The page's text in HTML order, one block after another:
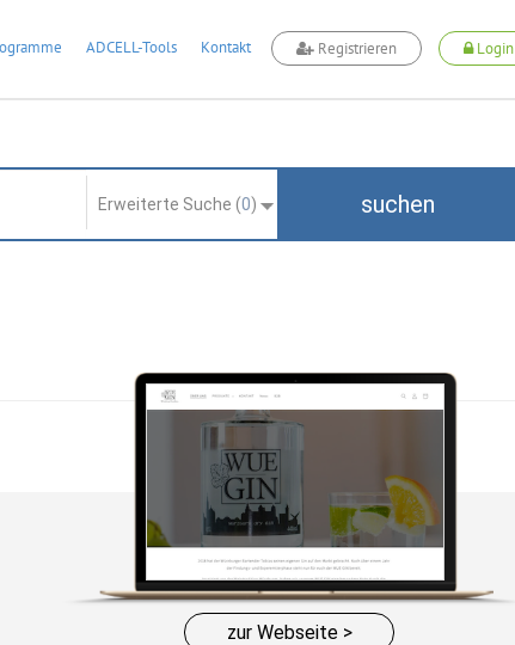
ADCELL-Tools Kontakt Registrieren Login
Erweiterte Suche (0) suchen
zur Webseite >